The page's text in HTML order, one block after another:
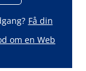
Få din
om en Web